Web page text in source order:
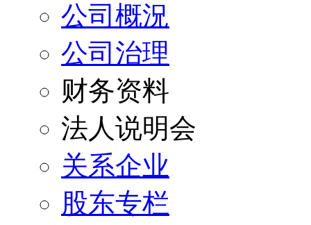
公司概況
公司治理
财务资料
法人说明会
关系企业
股东专栏